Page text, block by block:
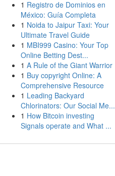
1 Registro de Dominios en
México: Guía Completa
1 Noida to Jaipur Taxi: Your
Ultimate Travel Guide
1 MBI999 Casino: Your Top
Online Betting Dest...
1 A Rule of the Giant Warrior
1 Buy copyright Online: A
Comprehensive Resource
1 Leading Backyard
Chlorinators: Our Social Me...
1 How Bitcoin investing
Signals operate and What ...